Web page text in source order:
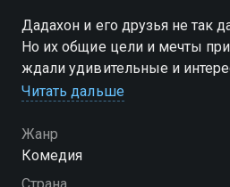
Дадахон и его друзья не так
Но их общие цели и мечты
ждали удивительные и
впереди
Читать дальше
Жанр
Комедия